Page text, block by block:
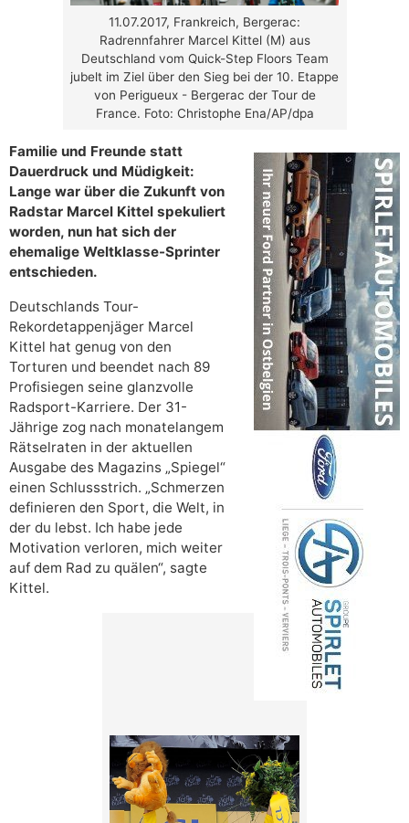
11.07.2017, Frankreich, Bergerac:
Radrennfahrer Marcel Kittel (M) aus
Deutschland vom Quick-Step Floors Team
jubelt im Ziel über den Sieg bei der 10. Etappe
von Perigueux - Bergerac der Tour de
France. Foto: Christophe Ena/AP/dpa
Familie und Freunde statt
Dauerdruck und Müdigkeit:
Lange war über die Zukunft von
Radstar Marcel Kittel spekuliert
worden, nun hat sich der
ehemalige Weltklasse-Sprinter
entschieden.
Deutschlands Tour-
Rekordetappenjäger Marcel
Kittel hat genug von den
Torturen und beendet nach 89
Profisiegen seine glanzvolle
Radsport-Karriere. Der 31-
Jährige zog nach monatelangem
Rätselraten in der aktuellen
Ausgabe des Magazins „Spiegel“
einen Schlussstrich. „Schmerzen
definieren den Sport, die Welt, in
der du lebst. Ich habe jede
Motivation verloren, mich weiter
auf dem Rad zu quälen“, sagte
Kittel.